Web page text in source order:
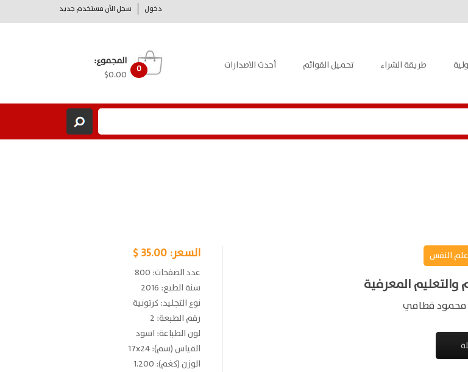
دخول سجل الآن مستخدم جديد
طريقة الشراء تحميل القوائم أحدث الاصدارات 0
المجموع:
$0.00
علم النفس
والتعليم المعرفية
محمود قطامي
السعر:35.00 $
عدد الصفحات: 800
سنة الطبع: 2016
نوع التجليد: كرتونية
رقم الطبعة: 2
لون الطباعة: اسود
القياس (سم): 17x24
الوزن (كغم): 1.200